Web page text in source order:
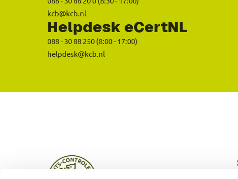
kcb@kcb.nl
Helpdesk eCertNL
088 - 30 88 250 (8:00 - 17:00)
helpdesk@kcb.nl